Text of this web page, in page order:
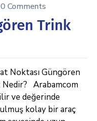
0 Comments
Trink
Noktası Güngören
Nedir? Arabamcom
ve değerinde
kolay bir araç